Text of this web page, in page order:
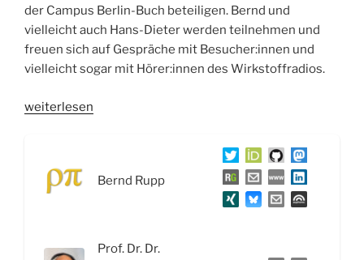
der Campus Berlin-Buch beteiligen. Bernd und
vielleicht auch Hans-Dieter werden teilnehmen und
freuen sich auf Gespräche mit Besucher:innen und
vielleicht sogar mit Hörer:innen des Wirkstoffradios.
„WSR053
System
weiterlesen
Bernd Rupp
Prof. Dr. Dr.